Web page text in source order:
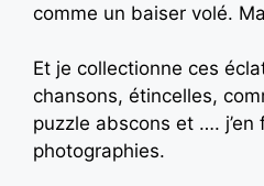
comme un baiser volé.
Et je collectionne ces
chansons, étincelles,
puzzle abscons et …. j’en
photographies.